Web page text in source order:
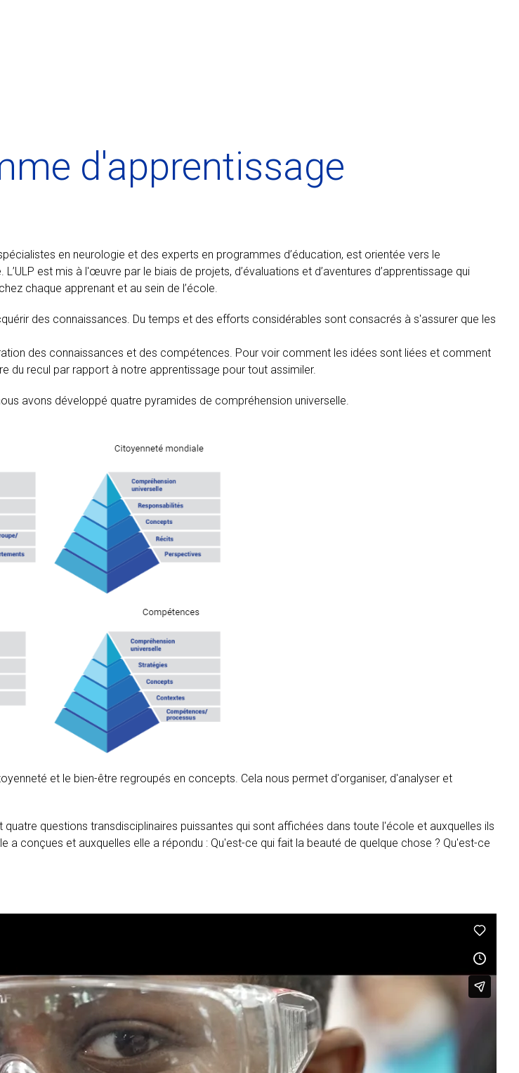
d'apprentissage
en neurologie et des experts en programmes d’éducation, est orientée vers le
est mis à l'œuvre par le biais de projets, d’évaluations et d’aventures d’apprentissage qui
chaque apprenant et au sein de l’école.
des connaissances. Du temps et des efforts considérables sont consacrés à s'assurer que les
des connaissances et des compétences. Pour voir comment les idées sont liées et comment
du recul par rapport à notre apprentissage pour tout assimiler.
avons développé quatre pyramides de compréhension universelle.
et le bien-être regroupés en concepts. Cela nous permet d'organiser, d'analyser et
questions transdisciplinaires puissantes qui sont affichées dans toute l'école et auxquelles ils
conçues et auxquelles elle a répondu : Qu'est-ce qui fait la beauté de quelque chose ? Qu'est-ce